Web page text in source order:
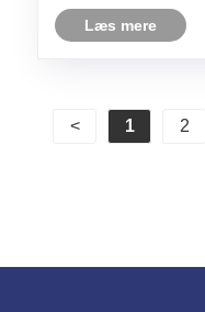
Kernemetoderne til
strammet,
Læs mere
< 1 2